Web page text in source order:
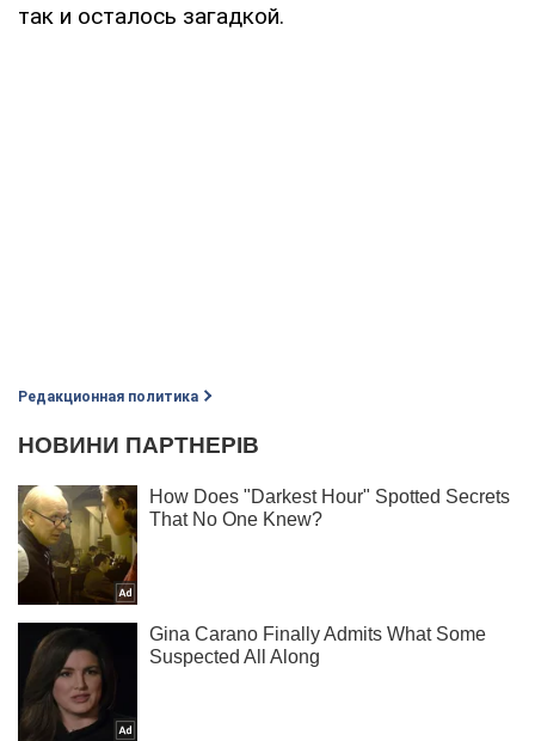
так и осталось загадкой.
Редакционная политика